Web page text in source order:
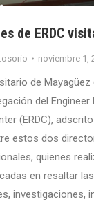
de ERDC
noviembre 1,
de Mayagüez
del Engineer
(ERDC),
estos dos
quienes
en resaltar
investigaciones,